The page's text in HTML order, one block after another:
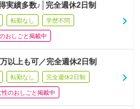
実績多数♪│完全週休2日制
転勤なし 学歴不問
おしごと掲載中
以上も可／完全週休2日制
転勤なし 完全週休2日制
性のおしごと掲載中